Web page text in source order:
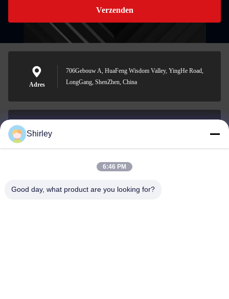
Verzenden
Adres
706Gebouw A, HuaFeng Wisdom Valley, YingHe Road,
LongGang, ShenZhen, China
0086-18148506772
Shirley
6:46 PM
Good day, what product are you looking for?